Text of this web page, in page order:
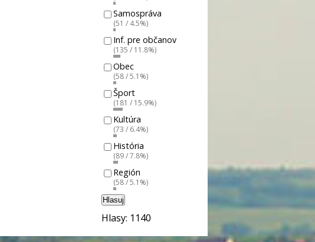
Samospráva
(51 / 4.5%)
Inf. pre občanov
(135 / 11.8%)
Obec
(58 / 5.1%)
Šport
(181 / 15.9%)
Kultúra
(73 / 6.4%)
História
(89 / 7.8%)
Región
(58 / 5.1%)
Hlasuj
Hlasy: 1140